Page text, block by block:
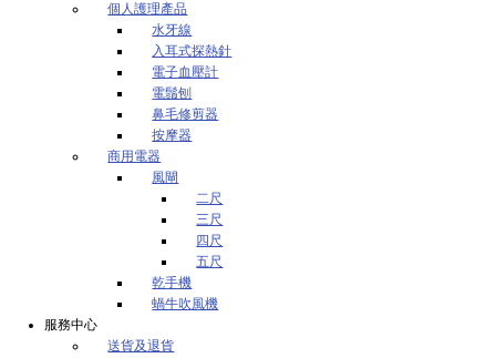
個人護理產品
水牙線
入耳式探熱針
電子血壓計
電鬚刨
鼻毛修剪器
按摩器
商用電器
風閘
二尺
三尺
四尺
五尺
乾手機
蝸牛吹風機
服務中心
送貨及退貨